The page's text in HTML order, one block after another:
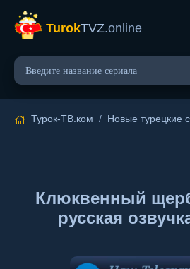
TurokTVZ.online
Турок-ТВ.ком / Новые турецкие
Клюквенный
русская